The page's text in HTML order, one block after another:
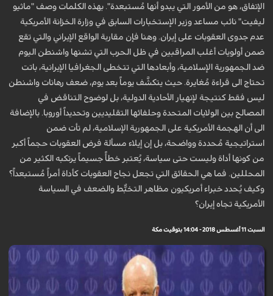
الإتفاق، هو من الأمور التي يبدو أنها مُستبعدة". بهذه الكلمات وصف "ماثيو
ليفيت" نائب مساعد وزير الإستخبارات السابق في وزارة الخزانة الأمريكية
عدم جدوى العقوبات على إيران. وهنا فإن مقاربة الواقع الإيراني والتي تقع
ضمن أولويات أغلب المراقبين في ظل الحرب التي تشنها واشنطن اليوم
ضد الجمهورية الإسلامية، وأبعادها التي تتخطى الجغرافيا الإيرانية، باتت
تحتاج الى قراءة مُغايرة. حيث يتكشَّف يوماً بعد يوم، ضعف رهانات واشنطن
ليس فقط كنتيجة لإنهيار الأحادية الدولية، بل لوضوح التناقض في
المصالح بين الولايات المتحدة وحلفائها التقليديين وتحديداً أوروبا. بالإضافة
الى أن الهجمة الأمريكية على الجمهورية الإسلامية، لم تأت ضمن
استراتيجية مُحددة وواضحة، بل إن إيلاء مسألة فرض العقوبات حجماً أكبر
من كونها أداة وليست حتى سياسة، يُعتبر خطأً جسيماً يرتكبه الكثير من
المحللين. فما هي الحقائق التي تجعل نجاح العقوبات كأداة أمراً مُستبعداً؟
وكيف يُحدد خبراء أمريكيون مظاهر التخبُّط والضعف في السياسة
الأمريكية تجاه إيران؟
السبت 11 أغسطس 2018 - 14:04 بتوقيت مكة